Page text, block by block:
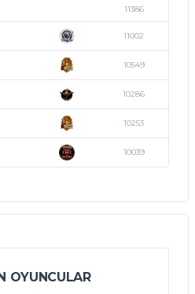
11386
11002
10549
10286
10253
10039
OYUNCULAR